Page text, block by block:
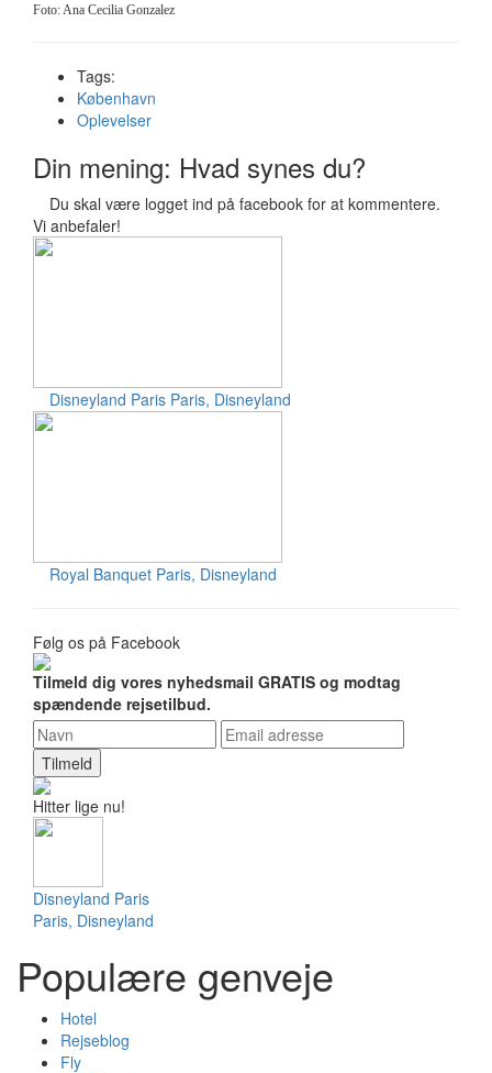
Foto: Ana Cecilia Gonzalez
Tags:
København
Oplevelser
Din mening: Hvad synes du?
Du skal være logget ind på facebook for at kommentere.
Vi anbefaler!
Disneyland Paris Paris, Disneyland
Royal Banquet Paris, Disneyland
Følg os på Facebook
Tilmeld dig vores nyhedsmail GRATIS og modtag
spændende rejsetilbud.
Tilmeld
Hitter lige nu!
Disneyland Paris
Paris, Disneyland
Populære genveje
Hotel
Rejseblog
Fly